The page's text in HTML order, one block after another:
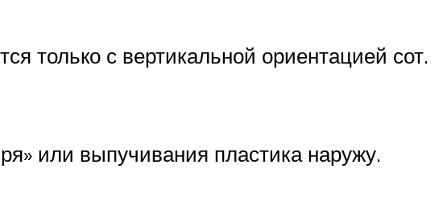
только с вертикальной ориентацией сот.
или выпучивания пластика наружу.